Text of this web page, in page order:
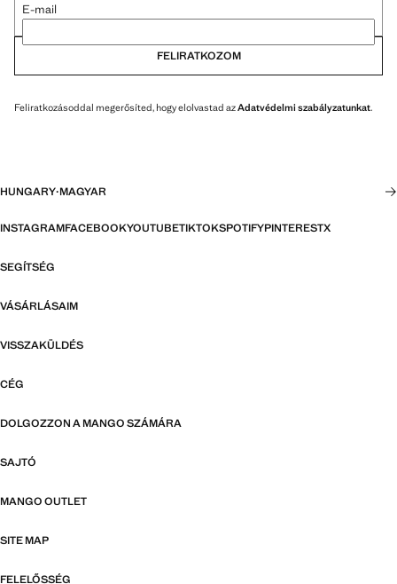
E-mail
FELIRATKOZOM
Feliratkozásoddal megerősíted, hogy elolvastad azAdatvédelmi szabályzatunkat.
HUNGARY·MAGYAR
INSTAGRAMFACEBOOKYOUTUBETIKTOKSPOTIFYPINTERESTX
SEGÍTSÉG
VÁSÁRLÁSAIM
VISSZAKÜLDÉS
CÉG
DOLGOZZON A MANGO SZÁMÁRA
SAJTÓ
MANGO OUTLET
SITE MAP
FELELŐSSÉG